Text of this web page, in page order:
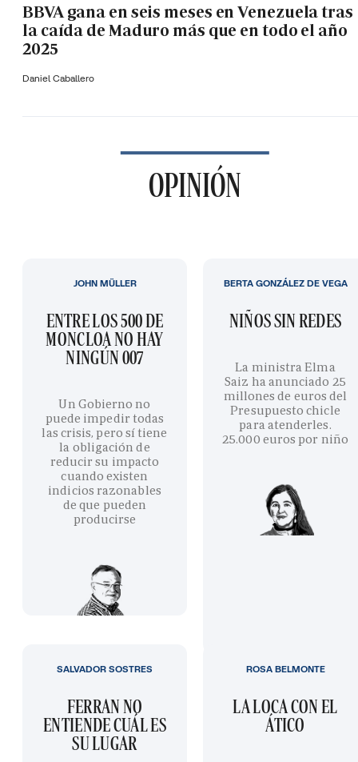
BBVA gana en seis meses en Venezuela tras
la caída de Maduro más que en todo el año
2025
Daniel Caballero
OPINIÓN
ENTRE LOS 500 DE
MONCLOA NO HAY
NINGÚN 007
Un Gobierno no
puede impedir todas
las crisis, pero sí tiene
la obligación de
reducir su impacto
cuando existen
indicios razonables
de que pueden
producirse
JOHN MÜLLER
NIÑOS SIN REDES
La ministra Elma
Saiz ha anunciado 25
millones de euros del
Presupuesto chicle
para atenderles.
25.000 euros por niño
BERTA GONZÁLEZ DE VEGA
FERRAN NO
ENTIENDE CUÁL ES
SU LUGAR
SALVADOR SOSTRES
LA LOCA CON EL
ÁTICO
ROSA BELMONTE